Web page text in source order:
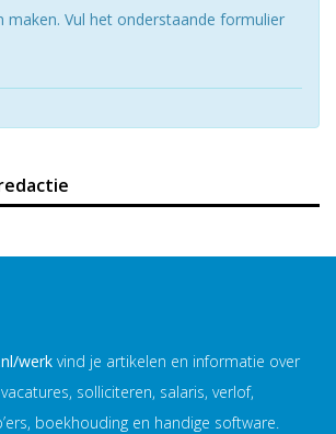
maken. Vul het onderstaande formulier
werk vind je artikelen en informatie over
solliciteren, salaris, verlof,
boekhouding en handige software.